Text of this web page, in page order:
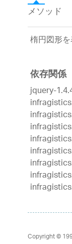
メソッド
楕円図形を
依存関係
jquery-
Copyright ©